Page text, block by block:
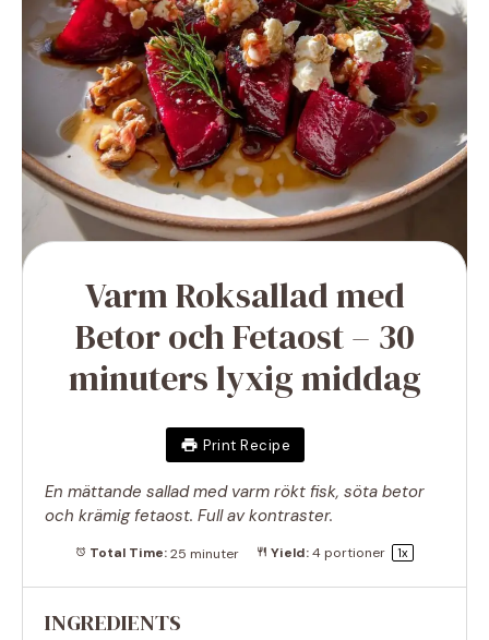
Varm Roksallad med
Betor och Fetaost – 30
minuters lyxig middag
Print Recipe
En mättande sallad med varm rökt fisk, söta betor
och krämig fetaost. Full av kontraster.
Total Time:25 minuter Yield:4portioner 1x
INGREDIENTS